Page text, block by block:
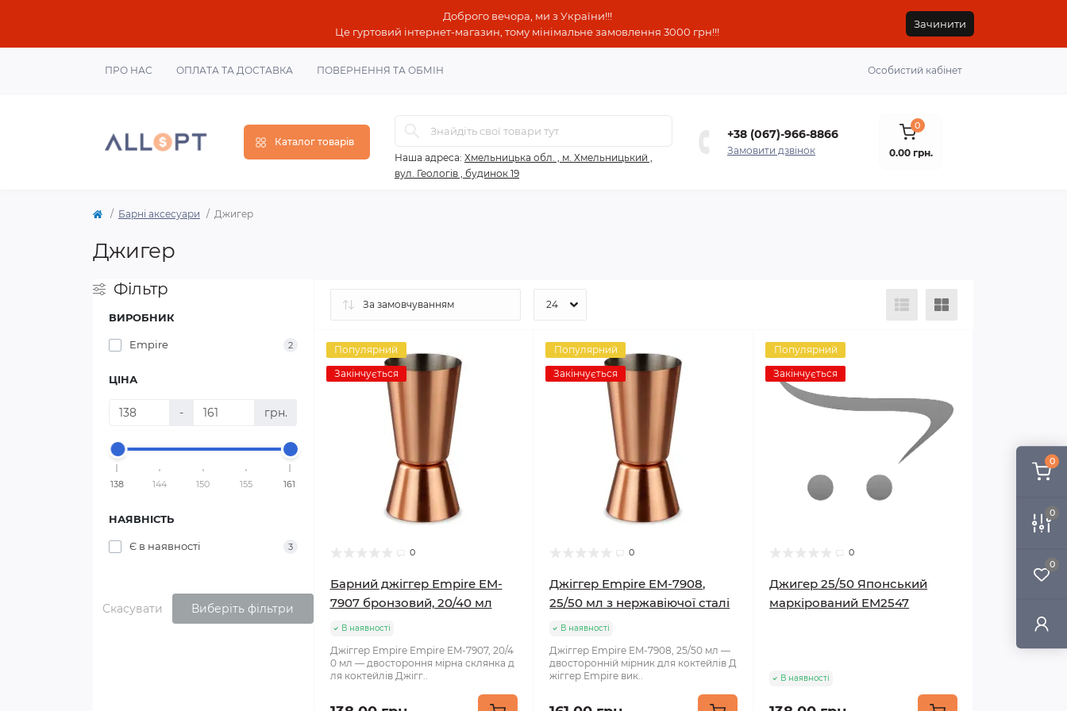
0
0
0
Доброго вечора, ми з України!!!
Це гуртовий інтернет-магазин, тому мінімальне замовлення 3000 грн!!!
Зачинити
ПРО НАС ОПЛАТА ТА ДОСТАВКА ПОВЕРНЕННЯ ТА ОБМІН Особистий кабінет
Каталог товарів
Наша адреса: Хмельницька обл. , м. Хмельницький ,
вул. Геологів , будинок 19
+38 (067)-966-8866
Замовити дзвінок
0
0.00 грн.
Барні аксесуари Джигер
Джигер
Фільтр
ВИРОБНИК
Empire 2
ЦІНА
- грн.
138 144 150 155 161
НАЯВНІСТЬ
Є в наявності 3
Скасувати Виберіть фільтри
Популярний
Закінчується
0
Барний джіггер Empire EM-
7907 бронзовий, 20/40 мл
В наявності
Джіггер Empire Empire EM-7907, 20/4
0 мл — двостороння мірна склянка д
ля коктейлів Джігг..
Популярний
Закінчується
0
Джіггер Empire EM-7908,
25/50 мл з нержавіючої сталі
В наявності
Джіггер Empire EM-7908, 25/50 мл —
двосторонній мірник для коктейлів Д
жіггер Empire вик..
Популярний
Закінчується
0
Джигер 25/50 Японський
маркірований EM2547
В наявності